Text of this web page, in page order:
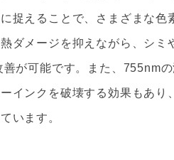
捉えることで、さまざまな色
ダメージを抑えながら、シミ
が可能です。また、755nmの
インクを破壊する効果もあり
います。